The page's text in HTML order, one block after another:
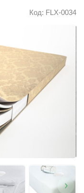
Код: FLX-0034